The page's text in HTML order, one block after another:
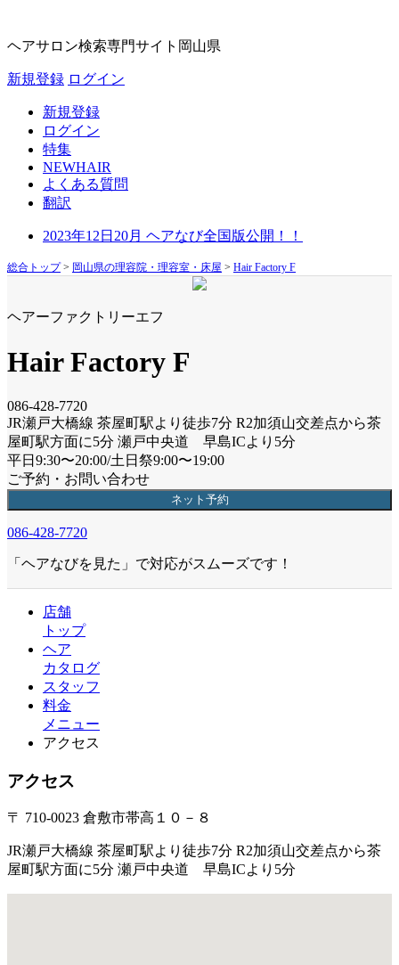
ヘアサロン検索専門サイト 岡山県
新規登録 ログイン
新規登録
ログイン
特集
NEWHAIR
よくある質問
翻訳
2023年12日20月 ヘアなび全国版公開！！
総合トップ> 岡山県の理容院・理容室・床屋 > Hair Factory F
ヘアーファクトリーエフ
Hair Factory F
086-428-7720
JR瀬戸大橋線 茶屋町駅より徒歩7分 R2加須山交差点から茶
屋町駅方面に5分 瀬戸中央道 早島ICより5分
平日9:30〜20:00/土日祭9:00〜19:00
ご予約・お問い合わせ
ネット予約
086-428-7720
「ヘアなびを見た」で対応がスムーズです！
店舗
トップ
ヘア
カタログ
スタッフ
料金
メニュー
アクセス
アクセス
〒 710-0023 倉敷市帯高１０－８
JR瀬戸大橋線 茶屋町駅より徒歩7分 R2加須山交差点から茶
屋町駅方面に5分 瀬戸中央道 早島ICより5分